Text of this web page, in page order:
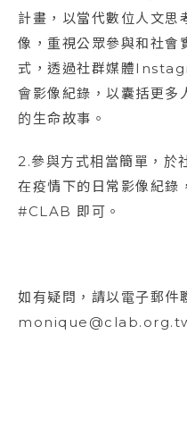
計畫，以當代數位人文思
像，重視公眾參與和社會
式，透過社群媒體
會影像紀錄，以囊括更多
的生命故事。
2.參與方式相當簡單，
在疫情下的日常影像紀
#CLAB 即可。
如有疑問，請以電子郵件